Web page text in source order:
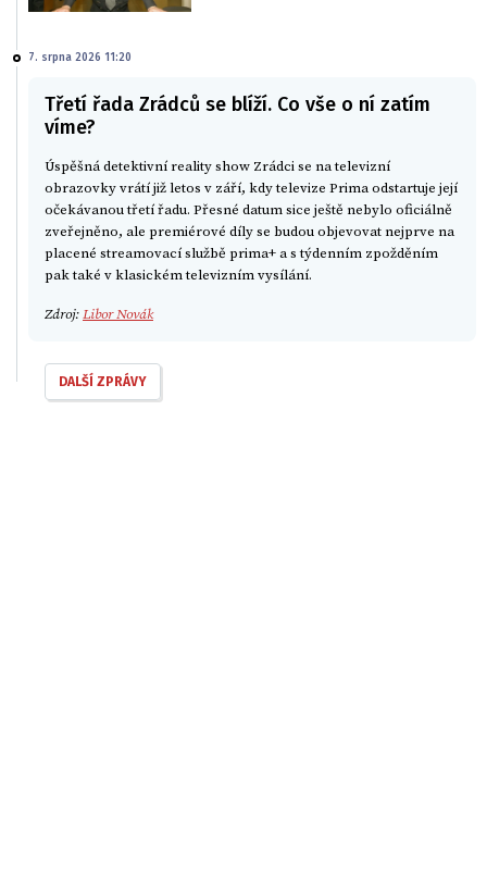
7. srpna 2026 11:20
Třetí řada Zrádců se blíží. Co vše o ní zatím
víme?
Úspěšná detektivní reality show Zrádci se na televizní
obrazovky vrátí již letos v září, kdy televize Prima odstartuje její
očekávanou třetí řadu. Přesné datum sice ještě nebylo oficiálně
zveřejněno, ale premiérové díly se budou objevovat nejprve na
placené streamovací službě prima+ a s týdenním zpožděním
pak také v klasickém televizním vysílání.
Zdroj:Libor Novák
DALŠÍ ZPRÁVY